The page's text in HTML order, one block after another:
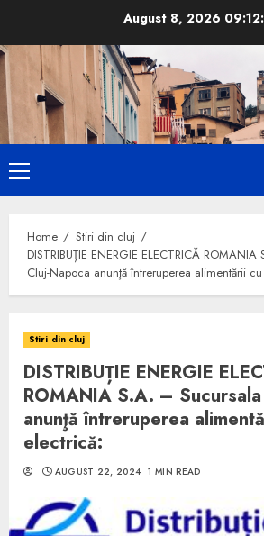
content
August 8, 2026
Primary
Menu
Home
Stiri din cluj
DISTRIBUȚIE ENERGIE ELECTRICĂ
Cluj-Napoca anunţă întreruperea alimentării
Stiri din cluj
DISTRIBUȚIE ENERGIE
ROMANIA S.A. –
anunţă întreruperea
electrică:
AUGUST 22, 2024 1 MIN READ